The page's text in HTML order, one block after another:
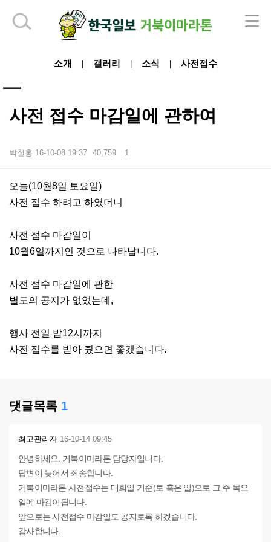
소개 갤러리 소식 사전접수
사전 접수 마감일에 관하여
박철홍 16-10-08 19:37 40,759 1
본문
오늘(10월8일 토요일)
사전 접수 하려고 하였더니
사전 접수 마감일이
10월6일까지인 것으로 나타납니다.
사전 접수 마감일에 관한
별도의 공지가 없었는데,
행사 전일 밤12시까지
사전 접수를 받아 줬으면 좋겠습니다.
댓글목록 1
최고관리자 16-10-14 09:45
안녕하세요. 거북이마라톤 담당자입니다.
답변이 늦어서 죄송합니다.
거북이마라톤 사전접수는 대회일 기준(토 혹은 일)으로 그 주 목요
일에 마감이됩니다.
앞으로는 사전접수 마감일도 공지토록 하겠습니다.
감사합니다.
하단 영역